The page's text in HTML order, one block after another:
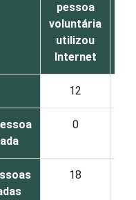
pessoa
voluntária
utilizou
Internet
12
0
18